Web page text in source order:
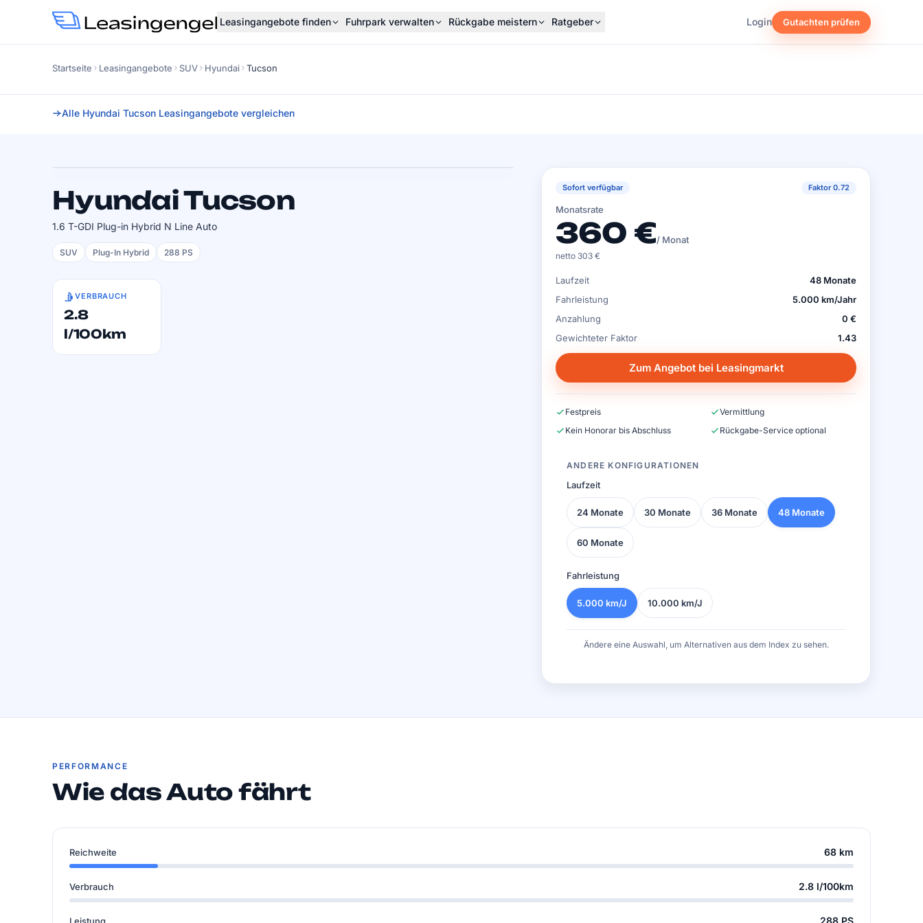
Leasingangebote finden Fuhrpark verwalten Rückgabe meistern Ratgeber Login Gutachten prüfen
Startseite Leasingangebote SUV Hyundai Tucson
Alle Hyundai Tucson Leasingangebote vergleichen
SOFORT VERFÜGBAR
Hyundai Tucson
1.6 T-GDI Plug-in Hybrid N Line Auto
SUV Plug-In Hybrid 288 PS
VERBRAUCH
2.8
l/100km
Sofort verfügbar Faktor 0.72
Monatsrate
360 €/ Monat
netto 303 €
Laufzeit
48 Monate
Fahrleistung
5.000 km/Jahr
Anzahlung
0 €
Gewichteter Faktor
1.43
Zum Angebot bei Leasingmarkt
Festpreis
Vermittlung
Kein Honorar bis Abschluss
Rückgabe-Service optional
ANDERE KONFIGURATIONEN
Laufzeit
24 Monate 30 Monate 36 Monate 48 Monate
60 Monate
Fahrleistung
5.000 km/J 10.000 km/J
Ändere eine Auswahl, um Alternativen aus dem Index zu sehen.
PERFORMANCE
Wie das Auto fährt
Reichweite 68 km
Verbrauch 2.8 l/100km
288 PS